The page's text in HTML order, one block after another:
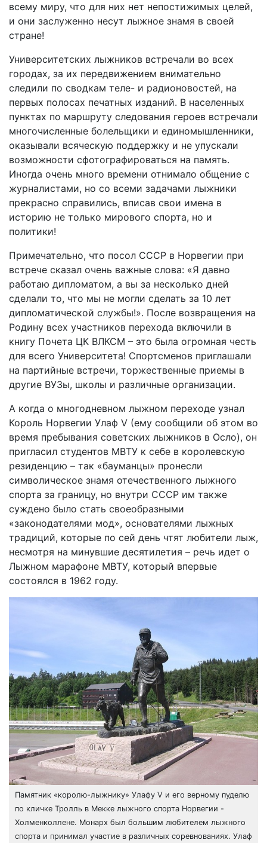
всему миру, что для них нет непостижимых целей,
и они заслуженно несут лыжное знамя в своей
стране!
Университетских лыжников встречали во всех
городах, за их передвижением внимательно
следили по сводкам теле- и радионовостей, на
первых полосах печатных изданий. В населенных
пунктах по маршруту следования героев встречали
многочисленные болельщики и единомышленники,
оказывали всяческую поддержку и не упускали
возможности сфотографироваться на память.
Иногда очень много времени отнимало общение с
журналистами, но со всеми задачами лыжники
прекрасно справились, вписав свои имена в
историю не только мирового спорта, но и
политики!
Примечательно, что посол СССР в Норвегии при
встрече сказал очень важные слова: «Я давно
работаю дипломатом, а вы за несколько дней
сделали то, что мы не могли сделать за 10 лет
дипломатической службы!». После возвращения на
Родину всех участников перехода включили в
книгу Почета ЦК ВЛКСМ – это была огромная честь
для всего Университета! Спортсменов приглашали
на партийные встречи, торжественные приемы в
другие ВУЗы, школы и различные организации.
А когда о многодневном лыжном переходе узнал
Король Норвегии Улаф V (ему сообщили об этом во
время пребывания советских лыжников в Осло), он
пригласил студентов МВТУ к себе в королевскую
резиденцию – так «бауманцы» пронесли
символическое знамя отечественного лыжного
спорта за границу, но внутри СССР им также
суждено было стать своеобразными
«законодателями мод», основателями лыжных
традиций, которые по сей день чтят любители лыж,
несмотря на минувшие десятилетия – речь идет о
Лыжном марафоне МВТУ, который впервые
состоялся в 1962 году.
Памятник «королю-лыжнику» Улафу V и его верному пуделю
по кличке Тролль в Мекке лыжного спорта Норвегии -
Холменколлене. Монарх был большим любителем лыжного
спорта и принимал участие в различных соревнованиях. Улаф